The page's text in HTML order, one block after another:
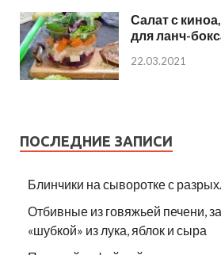
Салат с
для ланч-
22.03.2021
ПОСЛЕДНИЕ ЗАПИСИ
Блинчики на сыворотке с
Отбивные из говяжьей печени,
«шубкой» из лука, яблок и сыра